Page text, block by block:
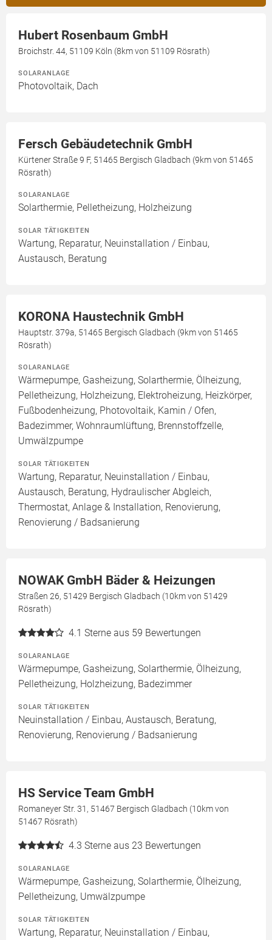
Hubert Rosenbaum GmbH
Broichstr. 44, 51109 Köln (8km von 51109 Rösrath)
SOLARANLAGE
Photovoltaik, Dach
Fersch Gebäudetechnik GmbH
Kürtener Straße 9 F, 51465 Bergisch Gladbach (9km von 51465
Rösrath)
SOLARANLAGE
Solarthermie, Pelletheizung, Holzheizung
SOLAR TÄTIGKEITEN
Wartung, Reparatur, Neuinstallation / Einbau,
Austausch, Beratung
KORONA Haustechnik GmbH
Hauptstr. 379a, 51465 Bergisch Gladbach (9km von 51465
Rösrath)
SOLARANLAGE
Wärmepumpe, Gasheizung, Solarthermie, Ölheizung,
Pelletheizung, Holzheizung, Elektroheizung, Heizkörper,
Fußbodenheizung, Photovoltaik, Kamin / Ofen,
Badezimmer, Wohnraumlüftung, Brennstoffzelle,
Umwälzpumpe
SOLAR TÄTIGKEITEN
Wartung, Reparatur, Neuinstallation / Einbau,
Austausch, Beratung, Hydraulischer Abgleich,
Thermostat, Anlage & Installation, Renovierung,
Renovierung / Badsanierung
NOWAK GmbH Bäder & Heizungen
Straßen 26, 51429 Bergisch Gladbach (10km von 51429
Rösrath)
4.1 Sterne aus 59 Bewertungen
SOLARANLAGE
Wärmepumpe, Gasheizung, Solarthermie, Ölheizung,
Pelletheizung, Holzheizung, Badezimmer
SOLAR TÄTIGKEITEN
Neuinstallation / Einbau, Austausch, Beratung,
Renovierung, Renovierung / Badsanierung
HS Service Team GmbH
Romaneyer Str. 31, 51467 Bergisch Gladbach (10km von
51467 Rösrath)
4.3 Sterne aus 23 Bewertungen
SOLARANLAGE
Wärmepumpe, Gasheizung, Solarthermie, Ölheizung,
Pelletheizung, Umwälzpumpe
SOLAR TÄTIGKEITEN
Wartung, Reparatur, Neuinstallation / Einbau,